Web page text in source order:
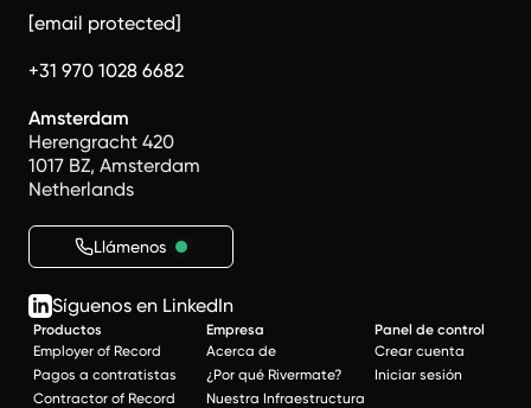
[email protected]
+31 970 1028 6682
Amsterdam
Herengracht 420
1017 BZ, Amsterdam
Netherlands
Llámenos
Síguenos en LinkedIn
Productos
Employer of Record
Pagos a contratistas
Contractor of Record
Empresa
Acerca de
¿Por qué Rivermate?
Nuestra Infraestructura
Panel de control
Crear cuenta
Iniciar sesión